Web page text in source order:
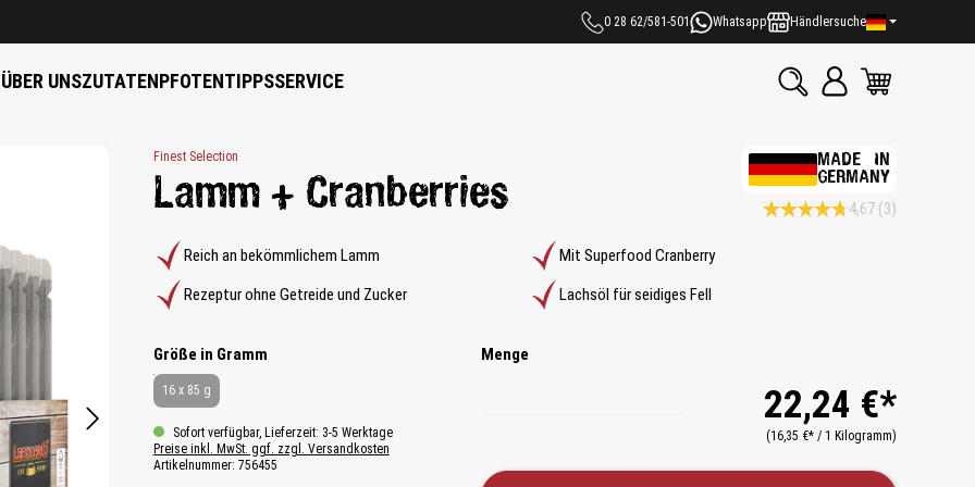
0 28 62/581-501 Whatsapp Händlersuche
ÜBER UNSZUTATENPFOTENTIPPSSERVICE
Finest Selection
Lamm + Cranberries
MADE IN
GERMANY
4,67 (3)
Reich an bekömmlichem Lamm
Mit Superfood Cranberry
Rezeptur ohne Getreide und Zucker
Lachsöl für seidiges Fell
Größe in Grammauswählen
16 x 85 g
Sofort verfügbar, Lieferzeit: 3-5 Werktage
Preise inkl. MwSt. ggf. zzgl. Versandkosten
Artikelnummer: 756455
Menge
22,24 €*
(16,35 €* / 1 Kilogramm)